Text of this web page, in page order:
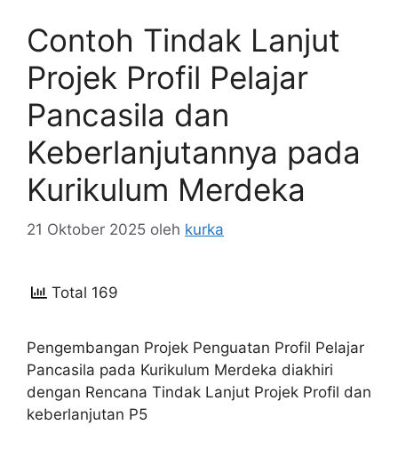
Contoh Tindak Lanjut
Projek Profil Pelajar
Pancasila dan
Keberlanjutannya pada
Kurikulum Merdeka
21 Oktober 2025 oleh kurka
Total 169
Pengembangan Projek Penguatan Profil Pelajar
Pancasila pada Kurikulum Merdeka diakhiri
dengan Rencana Tindak Lanjut Projek Profil dan
keberlanjutan P5